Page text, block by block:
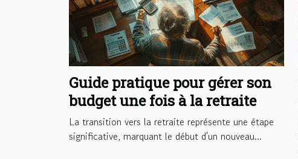
Guide pratique pour gérer son
budget une fois à la retraite
La transition vers la retraite représente une étape
significative, marquant le début d'un nouveau...